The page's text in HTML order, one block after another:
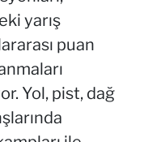
yarış
puan
Yol, pist, dağ